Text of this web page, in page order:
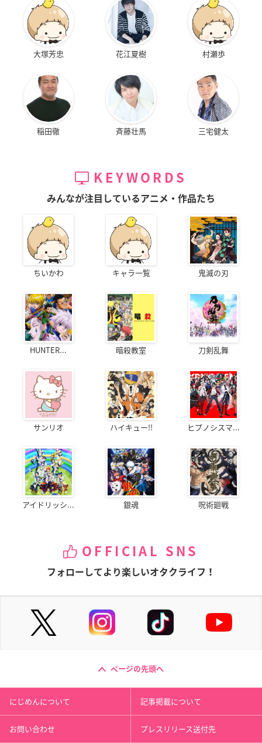
大塚芳忠 花江夏樹 村瀬歩
稲田徹 斉藤壮馬 三宅健太
KEYWORDS
みんなが注目しているアニメ・作品たち
ちいかわ キャラ一覧 鬼滅の刃
HUNTER... 暗殺教室 刀剣乱舞
サンリオ ハイキュー!! ヒプノシスマ...
アイドリッシ... 銀魂 呪術廻戦
OFFICIAL SNS
フォローしてより楽しいオタクライフ！
ページの先頭へ
にじめんについて 記事掲載について
お問い合わせ プレスリリース送付先